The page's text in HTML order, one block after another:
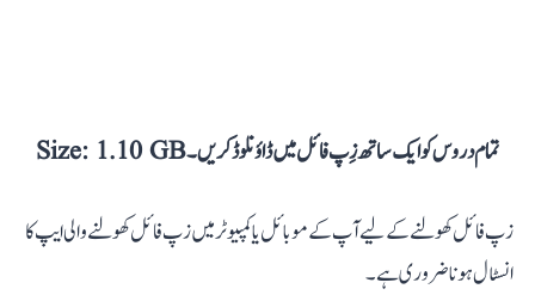
تمام دروس کو ایک ساتھ زِپ فائل میں ڈاؤنلوڈ کریں۔ Size: 1.10 GB
زپ فائل کھولنے کے لیے آپ کے موبائل یا کمپیوٹر میں زپ فائل کھولنے والی ایپ کا
انسٹال ہونا ضروری ہے۔